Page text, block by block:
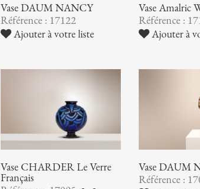
Vase DAUM NANCY
Référence : 17122
Ajouter à votre liste
Vase Amalric
Référence :
Ajouter à
Vase CHARDER Le Verre
Français
Vase DAUM
Référence :